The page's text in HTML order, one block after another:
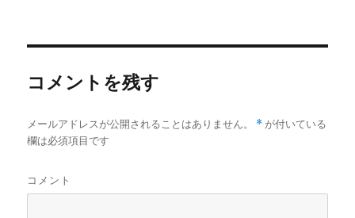
コメントを残す
メールアドレスが公開されることはありません。 * が付いている
欄は必須項目です
コメント